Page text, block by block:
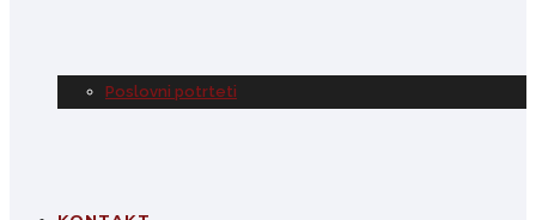
Poslovni potrteti